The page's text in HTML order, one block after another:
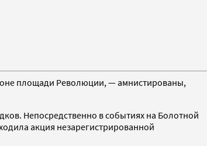
площади Революции, — амнистированы,
Непосредственно в событиях на Болотной
акция незарегистрированной